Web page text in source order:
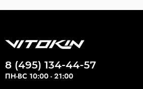
8 (495) 134-44-57
ПН-ВС 10:00 - 21:00